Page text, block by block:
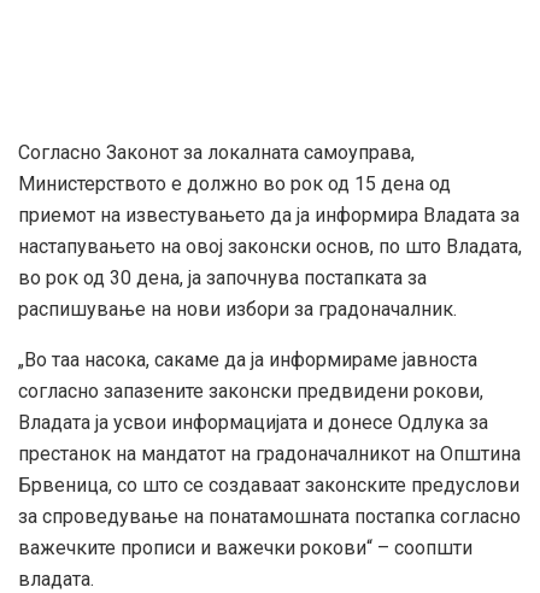
Согласно Законот за локалната самоуправа,
Министерството е должно во рок од 15 дена од
приемот на известувањето да ја информира Владата за
настапувањето на овој законски основ, по што Владата,
во рок од 30 дена, ја започнува постапката за
распишување на нови избори за градоначалник.
„Во таа насока, сакаме да ја информираме јавноста
согласно запазените законски предвидени рокови,
Владата ја усвои информацијата и донесе Одлука за
престанок на мандатот на градоначалникот на Општина
Брвеница, со што се создаваат законските предуслови
за спроведување на понатамошната постапка согласно
важечките прописи и важечки рокови“ – соопшти
владата.